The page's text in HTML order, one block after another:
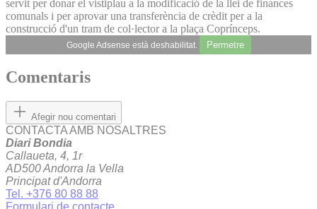
servit per donar el vistiplau a la modificació de la llei de finances
comunals i per aprovar una transferència de crèdit per a la
construcció d'un tram de col·lector a la plaça Coprínceps.
Google Adsense està deshabilitat. Permetre
Comentaris
Afegir nou comentari
CONTACTA AMB NOSALTRES
Diari Bondia
Callaueta, 4, 1r
AD500 Andorra la Vella
Principat d'Andorra
Tel. +376 80 88 88